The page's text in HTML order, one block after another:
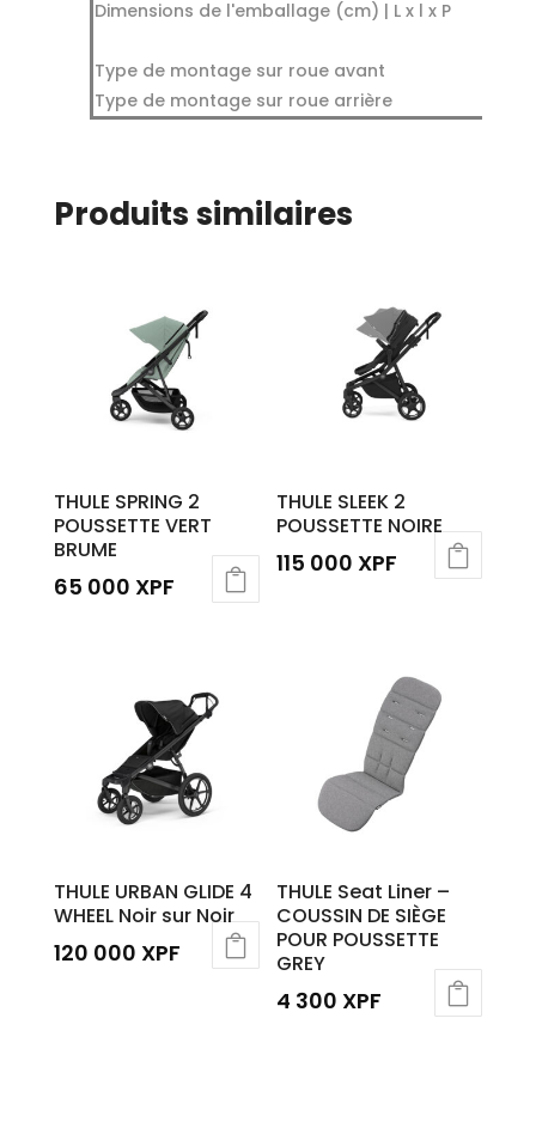
Dimensions de l'emballage (cm) | L x l x P
Type de montage sur roue avant
Type de montage sur roue arrière
Produits similaires
THULE SPRING 2
POUSSETTE VERT
BRUME
65 000 XPF
THULE SLEEK 2
POUSSETTE NOIRE
115 000 XPF
THULE URBAN GLIDE 4
WHEEL Noir sur Noir
120 000 XPF
THULE Seat Liner –
COUSSIN DE SIÈGE
POUR POUSSETTE
GREY
4 300 XPF